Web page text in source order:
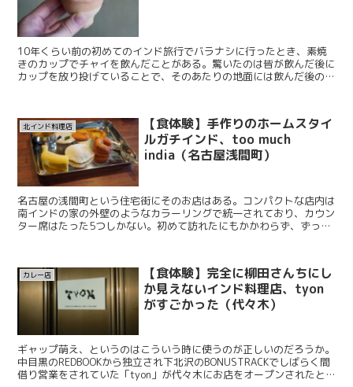
10年くらい前の初めてのインド旅行でバラナシに行ったとき、素焼
きのカップでチャイを飲んだことがある。驚いたのは皆が飲んだ後に
カップを放り投げていることで、そのあたりの地面には飲んだ後のカ
北インド料理店
【食体験】手作りのホームスタイ
ルガチインド、too much
india（名古屋浅間町）
名古屋の浅間町という住宅街にそのお店はある。コンパクトな店内は
南インドの家の外壁のようなカラーリングで統一されており、カウン
ター席はたった5つしかない。初めて訪れたにもかかわらず、ずっと
カレー店
【食体験】完全に柳田さんちにし
か見えないインド料理店、tyon
がすごかった（代々木）
ギャップ萌え、というのはこういう時に使うのが正しいのだろうか。
中目黒のREDBOOKから独立され下北沢のBONUSTRACKでしばらく間
借り営業をされていた「tyon」が代々木にお店をオープンされたと